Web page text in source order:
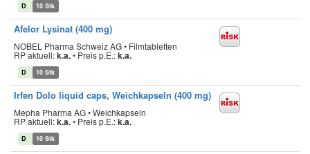
D 10 Stk
Afelor Lysinat (400 mg)
NOBEL Pharma Schweiz AG • Filmtabletten
RP aktuell:k.a.• Preis p.E.:k.a.
D 10 Stk
Irfen Dolo liquid caps, Weichkapseln (400 mg)
Mepha Pharma AG • Weichkapseln
RP aktuell:k.a.• Preis p.E.:k.a.
D 10 Stk